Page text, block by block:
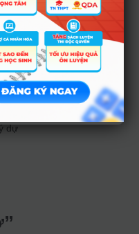
uy
trị
dự